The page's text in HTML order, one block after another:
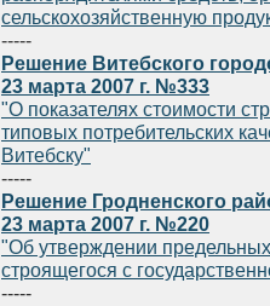
сельскохозяйственную
-----
Решение Витебского
23 марта 2007 г. №333
"О показателях стоимости
типовых потребительских
Витебску"
-----
Решение Гродненского
23 марта 2007 г. №220
"Об утверждении
строящегося с
-----